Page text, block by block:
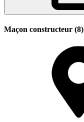
Maçon constructeur (8)